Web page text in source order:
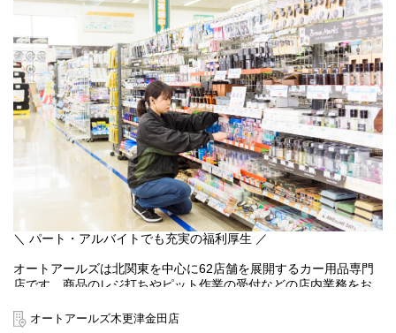
＼ パート・アルバイトでも充実の福利厚生 ／
オートアールズは北関東を中心に62店舗を展開するカー用品専門
店です。商品のレジ打ちやピット作業の受付などの店内業務をお
もオススメ！難しいことはなく、先輩スタッフが一から丁寧に教
オートアールズ木更津金田店